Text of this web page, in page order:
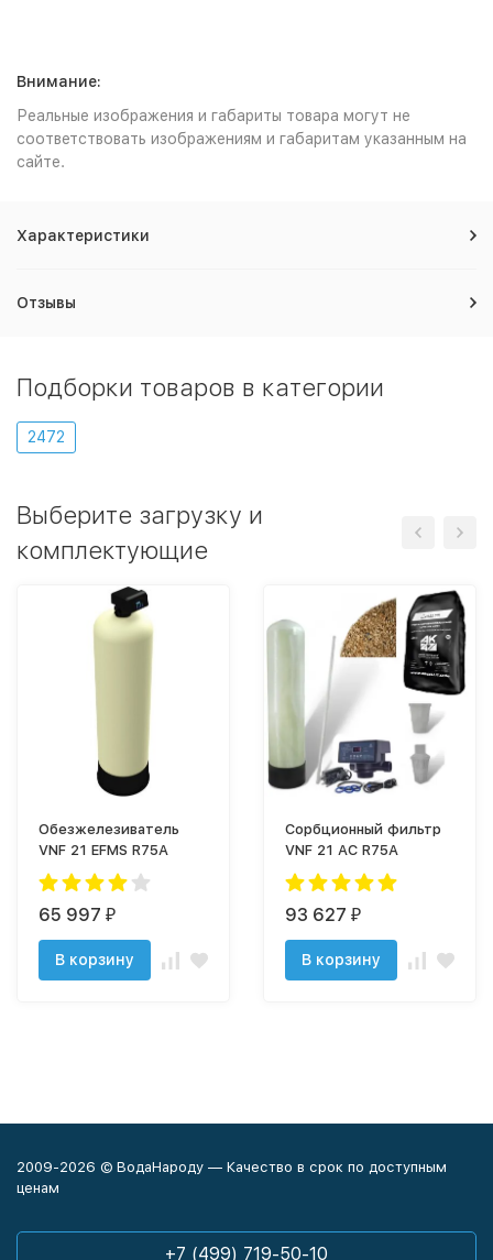
Внимание:
Реальные изображения и габариты товара могут не
соответствовать изображениям и габаритам указанным на
сайте.
Характеристики
Отзывы
Подборки товаров в категории
2472
Выберите загрузку и
комплектующие
Обезжелезиватель
VNF 21 EFMS R75A
65 997 ₽
В корзину
Сорбционный фильтр
VNF 21 AC R75A
93 627 ₽
В корзину
2009-2026 © ВодаНароду — Качество в срок по доступным
ценам
+7 (499) 719-50-10